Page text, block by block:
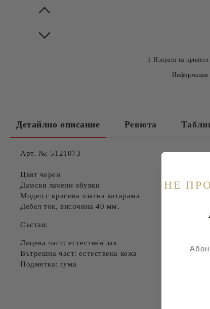
Изпрати на приятел
Информация
Детайлно описание Ревюта
Арт. №: 5121073
Цвят черен
Дамски лачени обувки
Модел с красива златна катарама
Дебел ток, височина 40 мм.
Състав:
Лицева част: естествен лак
Вътрешна част: естествена кожа
Подметка: гума
НE